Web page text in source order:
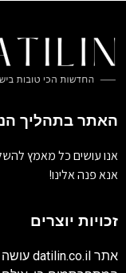
האתר בתהליך
אנו עושים כל מאמץ
אנא פנה אלינו!
זכויות יוצרים
אתר datilin.co.il עושה